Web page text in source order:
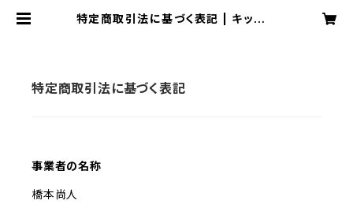
特定商取引法に基づく表記 | キッチン
特定商取引法に基づく表記
事業者の名称
橋本尚人